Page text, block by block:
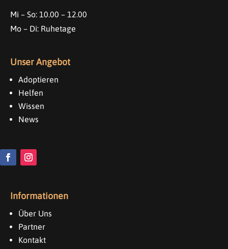
Mi – So: 10.00 – 12.00
Mo – Di: Ruhetage
Unser Angebot
Adoptieren
Helfen
Wissen
News
Informationen
Über Uns
Partner
Kontakt